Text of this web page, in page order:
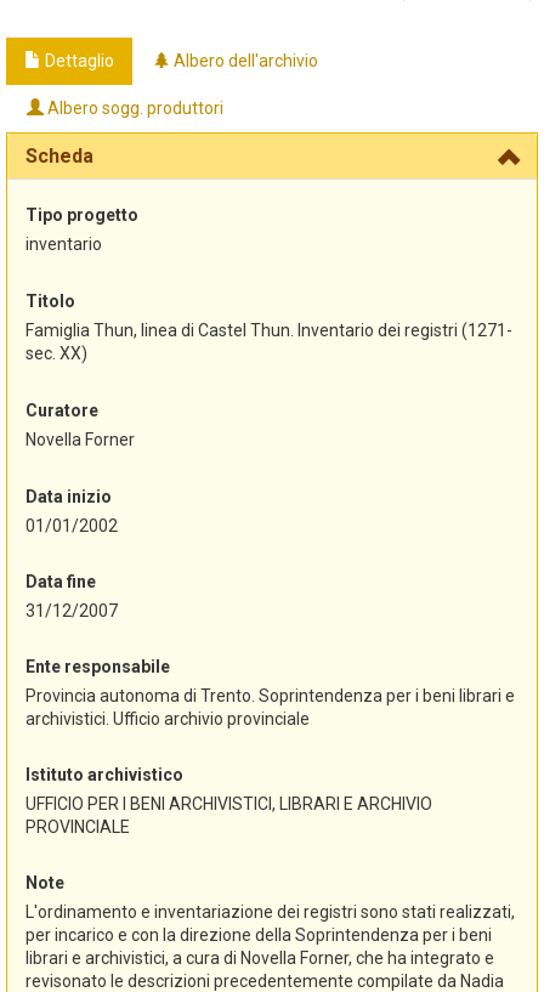
Dettaglio Albero dell'archivio
Albero sogg. produttori
Scheda
Tipo progetto
inventario
Titolo
Famiglia Thun, linea di Castel Thun. Inventario dei registri (1271-
sec. XX)
Curatore
Novella Forner
Data inizio
01/01/2002
Data fine
31/12/2007
Ente responsabile
Provincia autonoma di Trento. Soprintendenza per i beni librari e
archivistici. Ufficio archivio provinciale
Istituto archivistico
UFFICIO PER I BENI ARCHIVISTICI, LIBRARI E ARCHIVIO
PROVINCIALE
Note
L'ordinamento e inventariazione dei registri sono stati realizzati,
per incarico e con la direzione della Soprintendenza per i beni
librari e archivistici, a cura di Novella Forner, che ha integrato e
revisonato le descrizioni precedentemente compilate da Nadia